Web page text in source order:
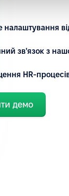
налаштування
зв'язок з
HR-
демо